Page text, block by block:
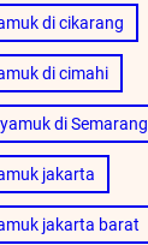
di cikarang
di cimahi
di Semarang
jakarta
jakarta barat